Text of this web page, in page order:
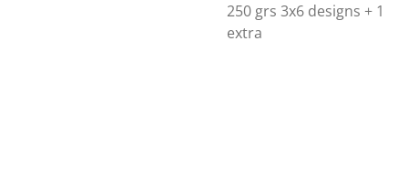
250 grs 3x6 designs + 1
extra